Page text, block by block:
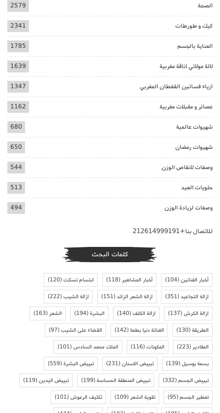
الصحة 2579
كيك و طورطات 2341
العناية بالجسم 1785
لالة مولاتي اناقة مغربية 1639
ازياء فساتين القفطان المغربي 1347
عصائر و مقبلات مغربية 1162
شهيوات عالمية 680
شهيوات رمضان 650
وصفات لانقاص الوزن 544
حلويات العيد 513
وصفات لزيادة الوزن 494
للاتصال بنا+212614999191
كلمات البحث
أخبار الفنانين(104) أخبار المشاهير(118) ابتسام تسكت(120)
ازالة التجاعيد(351) ازالة الشعر الزائد(151) ازالة الشيب(222)
ازالة الكرش(137) ازالة الكلف(140) البشرة(194) الشعر(163)
الطريقة(130) الفنانة دنيا بطمة(142) القضاء على الشيب(97)
المقادير(223) المكونات(116) الملك محمد السادس(101)
بسمة بوسيل(139) تبييض الاسنان(231) تبييض البشرة(559)
تبييض الجسم(332) تبييض المنطقة الحساسة(199) تبييض اليدين(119)
تعطير الجسم(95) تقوية الشعر(109) تكثيف الرموش(101)